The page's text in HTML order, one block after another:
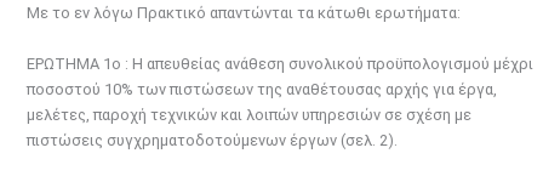
Με το εν λόγω Πρακτικό απαντώνται τα κάτωθι ερωτήματα:
ΕΡΩΤΗΜΑ 1ο : Η απευθείας ανάθεση συνολικού προϋπολογισμού μέχρι
ποσοστού 10% των πιστώσεων της αναθέτουσας αρχής για έργα,
μελέτες, παροχή τεχνικών και λοιπών υπηρεσιών σε σχέση με
πιστώσεις συγχρηματοδοτούμενων έργων (σελ. 2).
ο
ώ